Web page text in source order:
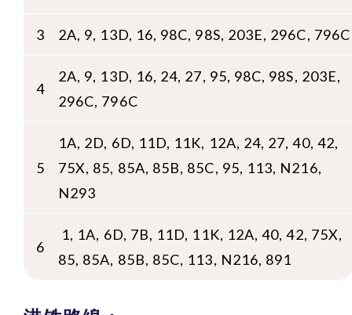
3 2A, 9, 13D, 16, 98C, 98S, 203E, 296C, 796C
4
2A, 9, 13D, 16, 24, 27, 95, 98C, 98S, 203E,
296C, 796C
5
1A, 2D, 6D, 11D, 11K, 12A, 24, 27, 40, 42,
75X, 85, 85A, 85B, 85C, 95, 113, N216,
N293
6
1, 1A, 6D, 7B, 11D, 11K, 12A, 40, 42, 75X,
85, 85A, 85B, 85C, 113, N216, 891